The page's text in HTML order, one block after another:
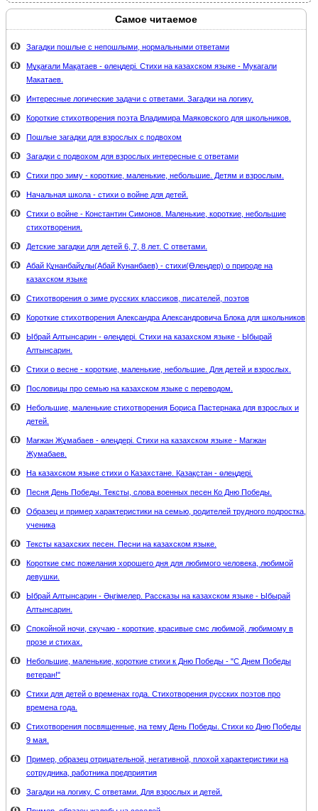
Самое читаемое
Загадки пошлые с непошлыми, нормальными ответами
Мұқағали Мақатаев - өлеңдері. Стихи на казахском языке - Мукагали
Макатаев.
Интересные логические задачи с ответами. Загадки на логику.
Короткие стихотворения поэта Владимира Маяковского для школьников.
Пошлые загадки для взрослых с подвохом
Загадки с подвохом для взрослых интересные с ответами
Стихи про зиму - короткие, маленькие, небольшие. Детям и взрослым.
Начальная школа - стихи о войне для детей.
Стихи о войне - Константин Симонов. Маленькие, короткие, небольшие
стихотворения.
Детские загадки для детей 6, 7, 8 лет. С ответами.
Абай Құнанбайұлы(Абай Кунанбаев) - стихи(Өлеңдер) о природе на
казахском языке
Стихотворения о зиме русских классиков, писателей, поэтов
Короткие стихотворения Александра Александровича Блока для школьников
Ыбрай Алтынсарин - өлеңдері. Стихи на казахском языке - Ыбырай
Алтынсарин.
Стихи о весне - короткие, маленькие, небольшие. Для детей и взрослых.
Пословицы про семью на казахском языке с переводом.
Небольшие, маленькие стихотворения Бориса Пастернака для взрослых и
детей.
Мағжан Жұмабаев - өлеңдері. Стихи на казахском языке - Магжан
Жумабаев.
На казахском языке стихи о Казахстане. Қазақстан - өлеңдері.
Песня День Победы. Тексты, слова военных песен Ко Дню Победы.
Образец и пример характеристики на семью, родителей трудного подростка,
ученика
Тексты казахских песен. Песни на казахском языке.
Короткие смс пожелания хорошего дня для любимого человека, любимой
девушки.
Ыбрай Алтынсарин - Әңгімелер. Рассказы на казахском языке - Ыбырай
Алтынсарин.
Спокойной ночи, скучаю - короткие, красивые смс любимой, любимому в
прозе и стихах.
Небольшие, маленькие, короткие стихи к Дню Победы - "С Днем Победы
ветеран!"
Стихи для детей о временах года. Стихотворения русских поэтов про
времена года.
Стихотворения посвященные, на тему День Победы. Стихи ко Дню Победы
9 мая.
Пример, образец отрицательной, негативной, плохой характеристики на
сотрудника, работника предприятия
Загадки на логику. С ответами. Для взрослых и детей.